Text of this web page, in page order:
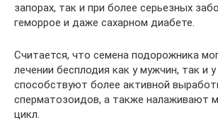
запорах, так и при более серьезных
геморрое и даже сахарном диабете.
Считается, что семена подорожника
лечении бесплодия как у мужчин, так и
способствуют более активной
сперматозоидов, а также налаживают
цикл.